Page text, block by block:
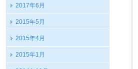
2017年6月
2015年5月
2015年4月
2015年1月